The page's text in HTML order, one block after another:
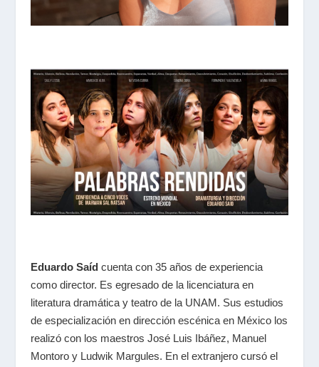
Eduardo Saíd cuenta con 35 años de experiencia
como director. Es egresado de la licenciatura en
literatura dramática y teatro de la UNAM. Sus estudios
de especialización en dirección escénica en México los
realizó con los maestros José Luis Ibáñez, Manuel
Montoro y Ludwik Margules. En el extranjero cursó el